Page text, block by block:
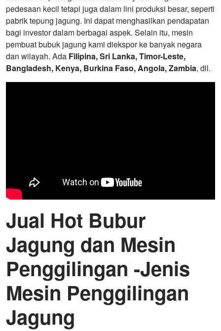
pedesaan kecil tetapi juga dalam lini produksi besar, seperti
pabrik tepung jagung. Ini dapat menghasilkan pendapatan
bagi investor dalam berbagai aspek. Selain itu, mesin
pembuat bubuk jagung kami diekspor ke banyak negara
dan wilayah. Ada Filipina, Sri Lanka, Timor-Leste,
Bangladesh, Kenya, Burkina Faso, Angola, Zambia, dll.
Jual Hot Bubur
Jagung dan Mesin
Penggilingan -Jenis
Mesin Penggilingan
Jagung